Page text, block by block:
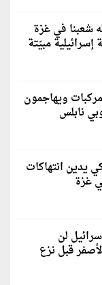
في غزة
مبيّتة
ويهاجمون
نابلس
يدين انتهاكات
غزة
لن
قبل نزع